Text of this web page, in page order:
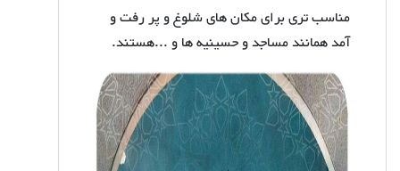
مناسب تری برای مکان های شلوغ و پر رفت و
آمد همانند مساجد و حسینیه ها و ...هستند.